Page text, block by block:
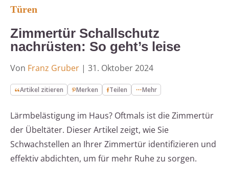
Türen
Zimmertür Schallschutz
nachrüsten: So geht’s leise
Von Franz Gruber | 31. Oktober 2024
Artikel zitieren Merken Teilen Mehr
Lärmbelästigung im Haus? Oftmals ist die Zimmertür
der Übeltäter. Dieser Artikel zeigt, wie Sie
Schwachstellen an Ihrer Zimmertür identifizieren und
effektiv abdichten, um für mehr Ruhe zu sorgen.